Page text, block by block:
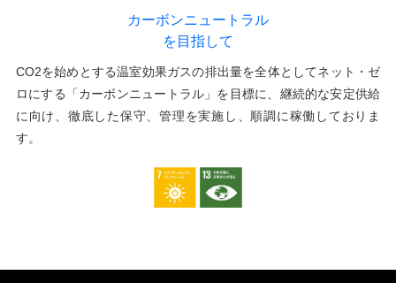
カーボンニュートラル
を目指して
CO2を始めとする温室効果ガスの排出量を全体としてネット・ゼ
ロにする「カーボンニュートラル」を目標に、継続的な安定供給
に向け、徹底した保守、管理を実施し、順調に稼働しておりま
す。